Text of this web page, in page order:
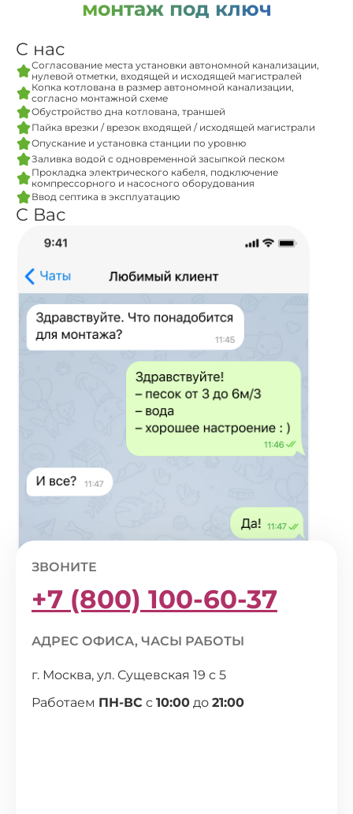
монтаж под ключ
С нас
Согласование места установки автономной канализации,
нулевой отметки, входящей и исходящей магистралей
Копка котлована в размер автономной канализации,
согласно монтажной схеме
Обустройство дна котлована, траншей
Пайка врезки / врезок входящей / исходящей магистрали
Опускание и установка станции по уровню
Заливка водой с одновременной засыпкой песком
Прокладка электрического кабеля, подключение
компрессорного и насосного оборудования
Ввод септика в эксплуатацию
С Вас
ЗВОНИТЕ
+7 (800) 100-60-37
АДРЕС ОФИСА, ЧАСЫ РАБОТЫ
г. Москва, ул. Сущевская 19 с 5
Работаем ПН-ВС с 10:00 до 21:00